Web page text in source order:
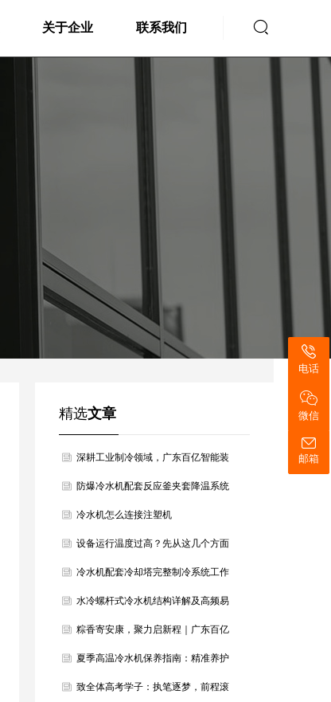
关于企业 联系我们 
精选文章
深耕工业制冷领域，广东百亿智能装
备以硬核设备筑牢产业冷却根基
防爆冷水机配套反应釜夹套降温系统
方案
冷水机怎么连接注塑机
设备运行温度过高？先从这几个方面
判断降温方向
冷水机配套冷却塔完整制冷系统工作
原理详解
水冷螺杆式冷水机结构详解及高频易
损配件汇总
粽香寄安康，聚力启新程｜广东百亿
智能装备恭祝大家端午安康
夏季高温冷水机保养指南：精准养护
稳住最佳制冷效果
致全体高考学子：执笔逐梦，前程滚
电话
微信
邮箱